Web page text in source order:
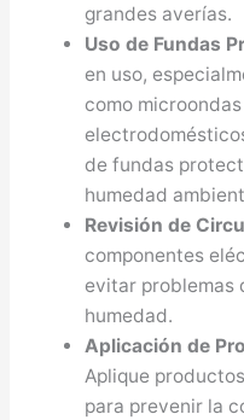
grandes averías.
Uso de Fundas
en uso,
como
de fundas
humedad
Revisión de
componentes
evitar problemas
humedad.
Aplicación de
Aplique
para prevenir la